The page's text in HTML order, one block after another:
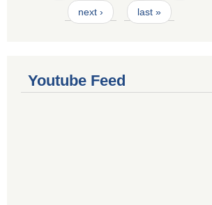
next › last »
Youtube Feed